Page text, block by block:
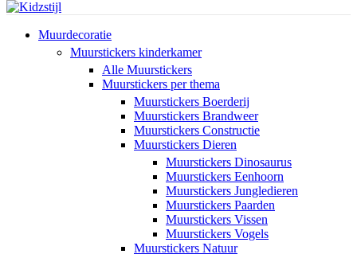
Muurdecoratie
Muurstickers kinderkamer
Alle Muurstickers
Muurstickers per thema
Muurstickers Boerderij
Muurstickers Brandweer
Muurstickers Constructie
Muurstickers Dieren
Muurstickers Dinosaurus
Muurstickers Eenhoorn
Muurstickers Jungledieren
Muurstickers Paarden
Muurstickers Vissen
Muurstickers Vogels
Muurstickers Natuur